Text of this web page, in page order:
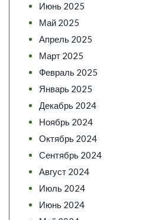
Июнь 2025
Май 2025
Апрель 2025
Март 2025
Февраль 2025
Январь 2025
Декабрь 2024
Ноябрь 2024
Октябрь 2024
Сентябрь 2024
Август 2024
Июль 2024
Июнь 2024